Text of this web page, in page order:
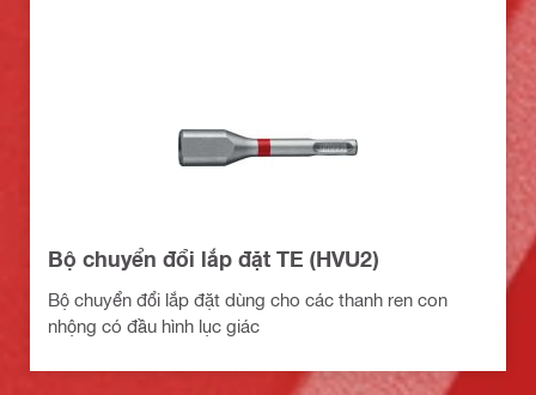
Bộ chuyển đổi lắp đặt TE (HVU2)
Bộ chuyển đổi lắp đặt dùng cho các thanh ren con
nhộng có đầu hình lục giác